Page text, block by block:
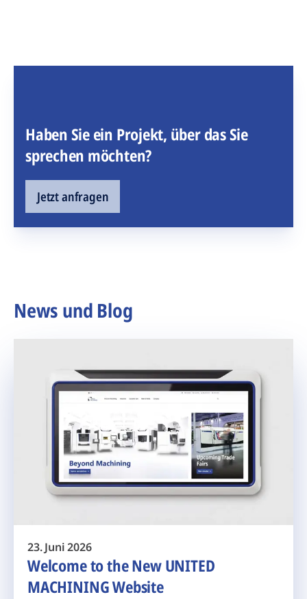
Haben Sie ein Projekt, über das Sie
sprechen möchten?
Jetzt anfragen
News und Blog
23. Juni 2026
Welcome to the New UNITED
MACHINING Website